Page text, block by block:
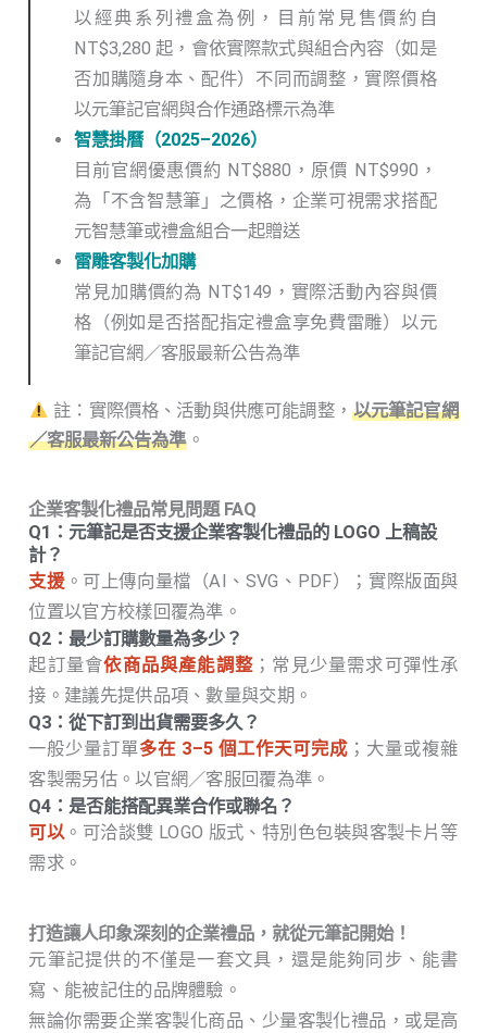
以經典系列禮盒為例，目前常見售價約自
NT$3,280 起，會依實際款式與組合內容（如是
否加購隨身本、配件）不同而調整，實際價格
以元筆記官網與合作通路標示為準
智慧掛曆（2025–2026）
目前官網優惠價約 NT$880，原價 NT$990，
為「不含智慧筆」之價格，企業可視需求搭配
元智慧筆或禮盒組合一起贈送
雷雕客製化加購
常見加購價約為 NT$149，實際活動內容與價
格（例如是否搭配指定禮盒享免費雷雕）以元
筆記官網／客服最新公告為準
註：實際價格、活動與供應可能調整， 以元筆記官網
／客服最新公告為準 。
企業客製化禮品常見問題 FAQ
Q1：元筆記是否支援企業客製化禮品的 LOGO 上稿設
計？
支援。可上傳向量檔（AI、SVG、PDF）；實際版面與
位置以官方校樣回覆為準。
Q2：最少訂購數量為多少？
起訂量會依商品與產能調整 ；常見少量需求可彈性承
接。建議先提供品項、數量與交期。
Q3：從下訂到出貨需要多久？​
一般少量訂單多在 3–5 個工作天可完成 ；大量或複雜
客製需另估。以官網／客服回覆為準。
Q4：是否能搭配異業合作或聯名？
可以。可洽談雙 LOGO 版式、特別色包裝與客製卡片等
需求。
打造讓人印象深刻的企業禮品，就從元筆記開始！
元筆記提供的不僅是一套文具，還是能夠同步、能書
寫、能被記住的品牌體驗。
無論你需要企業客製化商品、少量客製化禮品，或是高